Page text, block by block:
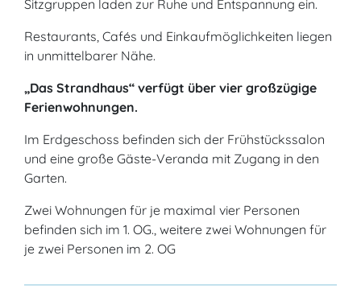
Sitzgruppen laden zur Ruhe und Entspannung ein.
Restaurants, Cafés und Einkaufmöglichkeiten liegen
in unmittelbarer Nähe.
„Das Strandhaus“ verfügt über vier großzügige
Ferienwohnungen.
Im Erdgeschoss befinden sich der Frühstückssalon
und eine große Gäste-Veranda mit Zugang in den
Garten.
Zwei Wohnungen für je maximal vier Personen
befinden sich im 1. OG., weitere zwei Wohnungen für
je zwei Personen im 2. OG